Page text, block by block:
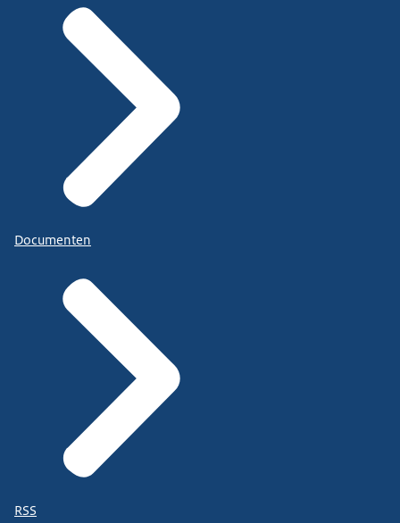
Documenten
RSS